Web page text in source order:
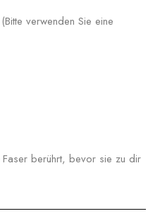
verwenden Sie eine
berührt, bevor sie zu dir